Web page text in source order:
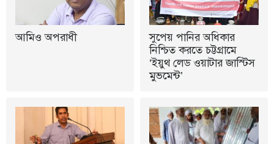
আমিও অপরাধী
সুপেয় পানির অধিকার
নিশ্চিত করতে চট্টগ্রামে
‘ইয়ুথ লেড ওয়াটার জাস্টিস
মুভমেন্ট’